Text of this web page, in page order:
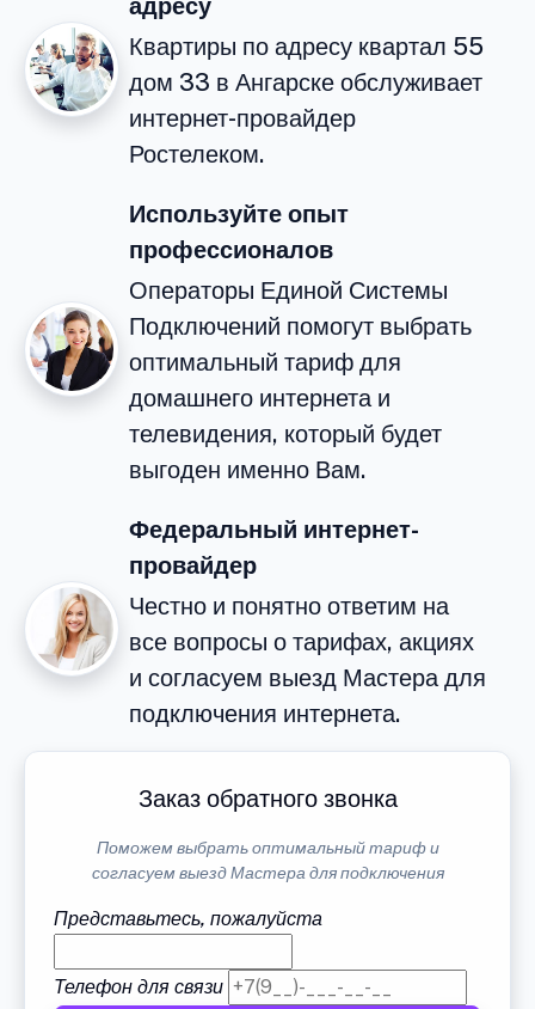
адресу
Квартиры по адресу квартал 55
дом 33 в Ангарске обслуживает
интернет-провайдер
Ростелеком.
Используйте опыт
профессионалов
Операторы Единой Системы
Подключений помогут выбрать
оптимальный тариф для
домашнего интернета и
телевидения, который будет
выгоден именно Вам.
Федеральный интернет-
провайдер
Честно и понятно ответим на
все вопросы о тарифах, акциях
и согласуем выезд Мастера для
подключения интернета.
Заказ обратного звонка
Поможем выбрать оптимальный тариф и
согласуем выезд Мастера для подключения
Представьтесь, пожалуйста
Телефон для связи